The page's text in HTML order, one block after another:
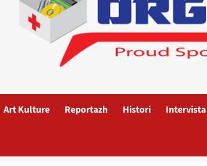
Art Kulture Reportazh Histori Intervista